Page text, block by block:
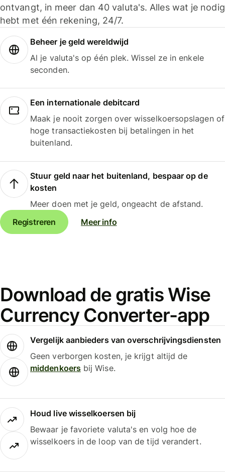
ontvangt, in meer dan 40 valuta's. Alles wat je nodig
hebt met één rekening, 24/7.
Beheer je geld wereldwijd
Al je valuta's op één plek. Wissel ze in enkele
seconden.
Een internationale debitcard
Maak je nooit zorgen over wisselkoersopslagen of
hoge transactiekosten bij betalingen in het
buitenland.
Stuur geld naar het buitenland, bespaar op de
kosten
Meer doen met je geld, ongeacht de afstand.
Registreren
Meer info
Download de gratis Wise
Currency Converter-app
Vergelijk aanbieders van overschrijvingsdiensten
Geen verborgen kosten, je krijgt altijd de
middenkoersbij Wise.
Houd live wisselkoersen bij
Bewaar je favoriete valuta's en volg hoe de
wisselkoers in de loop van de tijd verandert.